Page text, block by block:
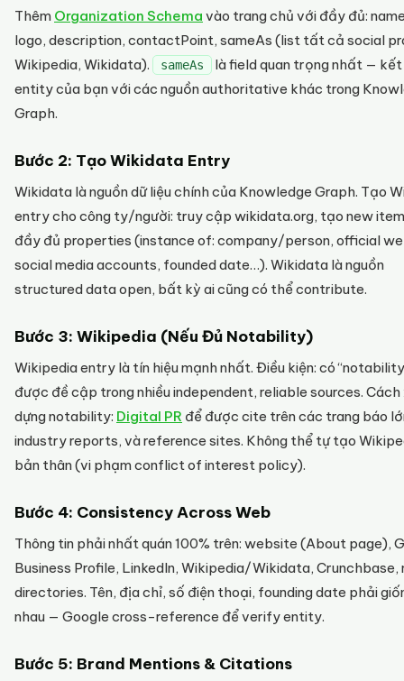
Thêm Organization Schema vào trang chủ với đầy đủ:
logo, description, contactPoint, sameAs (list tất cả social
Wikipedia, Wikidata).
sameAs
là field quan trọng nhất — kết
entity của bạn với các nguồn authoritative khác trong
Graph.
Bước 2: Tạo Wikidata Entry
Wikidata là nguồn dữ liệu chính của Knowledge Graph. Tạo
entry cho công ty/người: truy cập wikidata.org, tạo new
đầy đủ properties (instance of: company/person, official
social media accounts, founded date…). Wikidata là nguồn
structured data open, bất kỳ ai cũng có thể contribute.
Bước 3: Wikipedia (Nếu Đủ Notability)
Wikipedia entry là tín hiệu mạnh nhất. Điều kiện: có
được đề cập trong nhiều independent, reliable sources. Cách
dựng notability: Digital PR để được cite trên các trang báo
industry reports, và reference sites. Không thể tự tạo
bản thân (vi phạm conflict of interest policy).
Bước 4: Consistency Across Web
Thông tin phải nhất quán 100% trên: website (About page),
Business Profile, LinkedIn, Wikipedia/Wikidata, Crunchbase,
directories. Tên, địa chỉ, số điện thoại, founding date phải
nhau — Google cross-reference để verify entity.
Bước 5: Brand Mentions & Citations